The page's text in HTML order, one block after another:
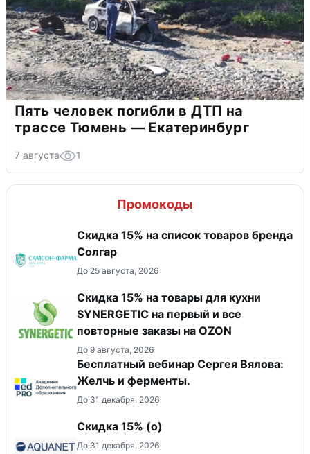
Пять человек погибли в ДТП на
трассе Тюмень — Екатеринбург
7 августа 1
Промокоды
Скидка 15% на список товаров бренда
Солгар
До 25 августа, 2026
Скидка 15% на товары для кухни
SYNERGETIC на первый и все
повторные заказы на OZON
До 9 августа, 2026
Бесплатный вебинар Сергея Вялова:
Желчь и ферменты.
До 31 декабря, 2026
Скидка 15% (о)
До 31 декабря, 2026